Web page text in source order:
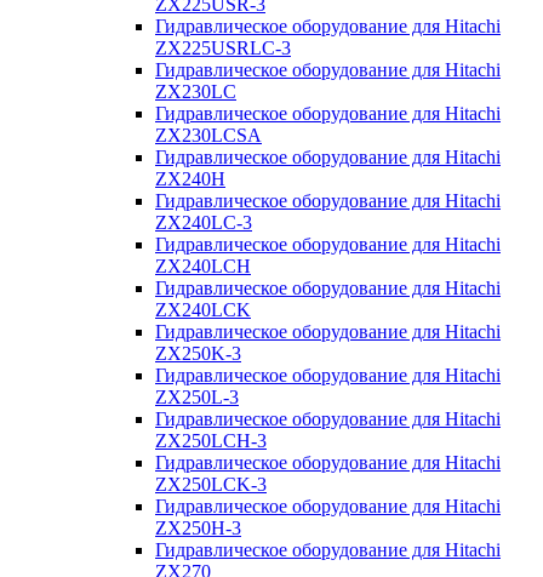
ZX225USR-3
Гидравлическое оборудование для Hitachi
ZX225USRLC-3
Гидравлическое оборудование для Hitachi
ZX230LC
Гидравлическое оборудование для Hitachi
ZX230LCSA
Гидравлическое оборудование для Hitachi
ZX240H
Гидравлическое оборудование для Hitachi
ZX240LC-3
Гидравлическое оборудование для Hitachi
ZX240LCH
Гидравлическое оборудование для Hitachi
ZX240LCK
Гидравлическое оборудование для Hitachi
ZX250K-3
Гидравлическое оборудование для Hitachi
ZX250L-3
Гидравлическое оборудование для Hitachi
ZX250LCH-3
Гидравлическое оборудование для Hitachi
ZX250LCK-3
Гидравлическое оборудование для Hitachi
ZX250Н-3
Гидравлическое оборудование для Hitachi
ZX270